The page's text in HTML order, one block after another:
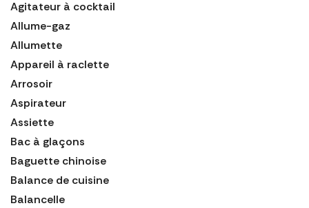
Agitateur à cocktail
Allume-gaz
Allumette
Appareil à raclette
Arrosoir
Aspirateur
Assiette
Bac à glaçons
Baguette chinoise
Balance de cuisine
Balancelle